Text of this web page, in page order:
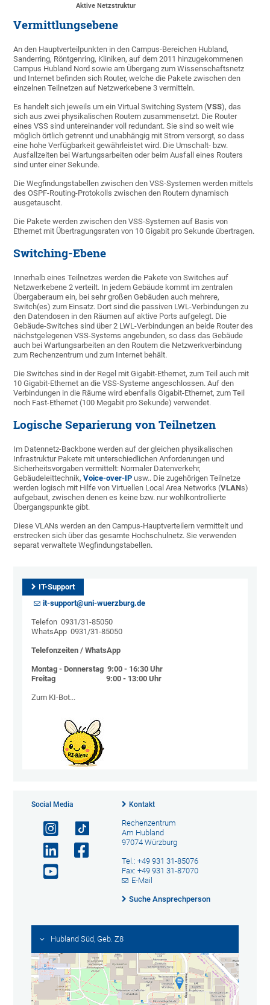
Aktive Netzstruktur
Vermittlungsebene
An den Hauptverteilpunkten in den Campus-Bereichen Hubland,
Sanderring, Röntgenring, Kliniken, auf dem 2011 hinzugekommenen
Campus Hubland Nord sowie am Übergang zum Wissenschaftsnetz
und Internet befinden sich Router, welche die Pakete zwischen den
einzelnen Teilnetzen auf Netzwerkebene 3 vermitteln.
Es handelt sich jeweils um ein Virtual Switching System (VSS), das
sich aus zwei physikalischen Routern zusammensetzt. Die Router
eines VSS sind untereinander voll redundant. Sie sind so weit wie
möglich örtlich getrennt und unabhängig mit Strom versorgt, so dass
eine hohe Verfügbarkeit gewährleistet wird. Die Umschalt- bzw.
Ausfallzeiten bei Wartungsarbeiten oder beim Ausfall eines Routers
sind unter einer Sekunde.
Die Wegfindungstabellen zwischen den VSS-Systemen werden mittels
des OSPF-Routing-Protokolls zwischen den Routern dynamisch
ausgetauscht.
Die Pakete werden zwischen den VSS-Systemen auf Basis von
Ethernet mit Übertragungsraten von 10 Gigabit pro Sekunde übertragen.
Switching-Ebene
Innerhalb eines Teilnetzes werden die Pakete von Switches auf
Netzwerkebene 2 verteilt. In jedem Gebäude kommt im zentralen
Übergaberaum ein, bei sehr großen Gebäuden auch mehrere,
Switch(es) zum Einsatz. Dort sind die passiven LWL-Verbindungen zu
den Datendosen in den Räumen auf aktive Ports aufgelegt. Die
Gebäude-Switches sind über 2 LWL-Verbindungen an beide Router des
nächstgelegenen VSS-Systems angebunden, so dass das Gebäude
auch bei Wartungsarbeiten an den Routern die Netzwerkverbindung
zum Rechenzentrum und zum Internet behält.
Die Switches sind in der Regel mit Gigabit-Ethernet, zum Teil auch mit
10 Gigabit-Ethernet an die VSS-Systeme angeschlossen. Auf den
Verbindungen in die Räume wird ebenfalls Gigabit-Ethernet, zum Teil
noch Fast-Ethernet (100 Megabit pro Sekunde) verwendet.
Logische Separierung von Teilnetzen
Im Datennetz-Backbone werden auf der gleichen physikalischen
Infrastruktur Pakete mit unterschiedlichen Anforderungen und
Sicherheitsvorgaben vermittelt: Normaler Datenverkehr,
Gebäudeleittechnik,Voice-over-IP usw.. Die zugehörigen Teilnetze
werden logisch mit Hilfe von Virtuellen Local Area Networks (VLANs)
aufgebaut, zwischen denen es keine bzw. nur wohlkontrollierte
Übergangspunkte gibt.
Diese VLANs werden an den Campus-Hauptverteilern vermittelt und
erstrecken sich über das gesamte Hochschulnetz. Sie verwenden
separat verwaltete Wegfindungstabellen.
IT-Support
it-support@uni-wuerzburg.de
Telefon 0931/31-85050
WhatsApp 0931/31-85050
Telefonzeiten / WhatsApp
Montag - Donnerstag 9:00 - 16:30 Uhr
Freitag 9:00 - 13:00 Uhr
Zum KI-Bot...
Social Media Kontakt
Rechenzentrum
Am Hubland
97074 Würzburg
Tel.: +49 931 31-85076
Fax: +49 931 31-87070
E-Mail
Suche Ansprechperson
Hubland Süd, Geb. Z8